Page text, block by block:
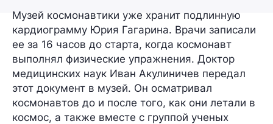
Музей космонавтики уже хранит подлинную
кардиограмму Юрия Гагарина. Врачи записали
ее за 16 часов до старта, когда космонавт
выполнял физические упражнения. Доктор
медицинских наук Иван Акулиничев передал
этот документ в музей. Он осматривал
космонавтов до и после того, как они летали в
космос, а также вместе с группой ученых